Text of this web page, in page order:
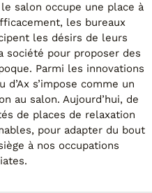
salon occupe une place à
les bureaux
les désirs de leurs
pour proposer des
Parmi les innovations
s’impose comme un
au salon. Aujourd’hui, de
de places de relaxation
pour adapter du bout
à nos occupations